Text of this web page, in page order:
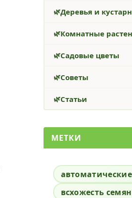
Деревья и
Комнатные
Садовые цветы
Советы
Статьи
МЕТКИ
всхожесть семян